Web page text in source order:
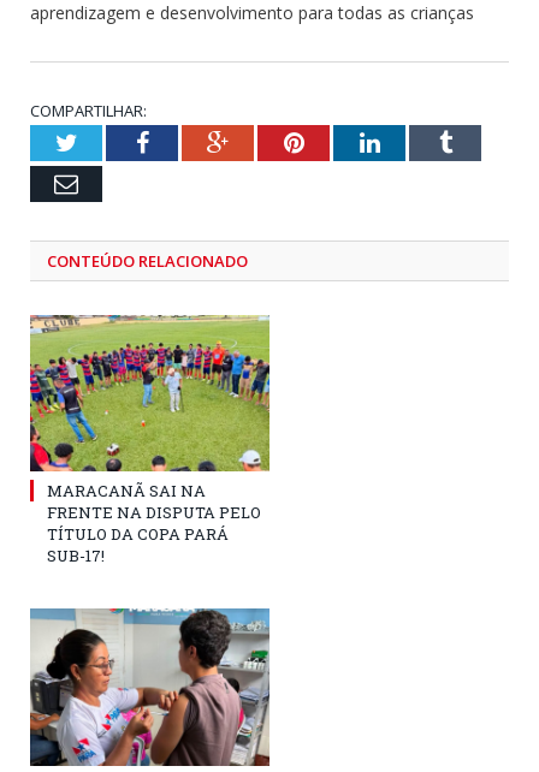
aprendizagem e desenvolvimento para todas as crianças
COMPARTILHAR:
TwitterFacebookGoogle+PinterestLinkedInTumblr
Email
CONTEÚDO RELACIONADO
MARACANÃ SAI NA
FRENTE NA DISPUTA PELO
TÍTULO DA COPA PARÁ
SUB-17!